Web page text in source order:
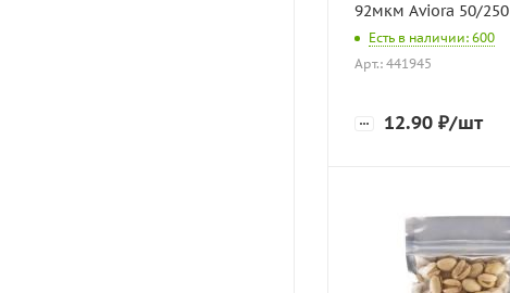
92мкм Aviora 50/250
Есть в наличии: 600
Арт.: 441945
12.90 ₽/шт